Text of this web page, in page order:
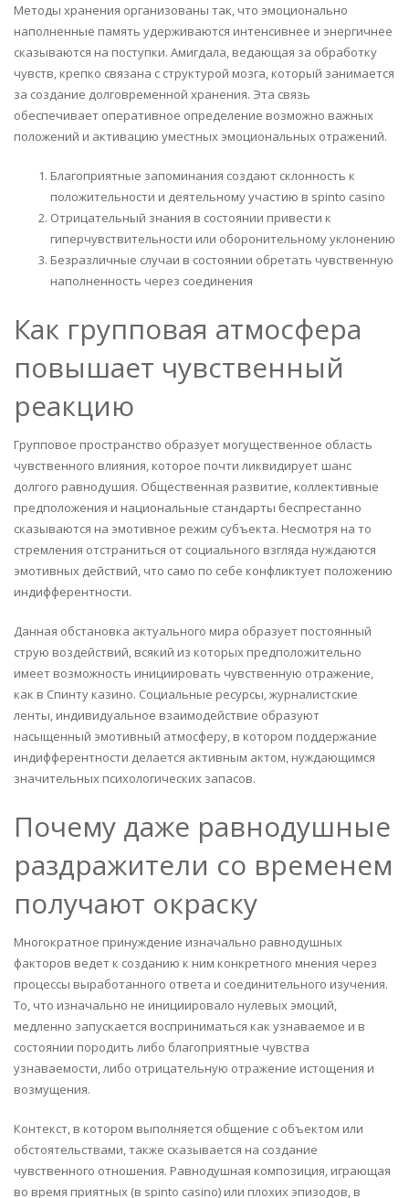
Методы хранения организованы так, что эмоционально
наполненные память удерживаются интенсивнее и энергичнее
сказываются на поступки. Амигдала, ведающая за обработку
чувств, крепко связана с структурой мозга, который занимается
за создание долговременной хранения. Эта связь
обеспечивает оперативное определение возможно важных
положений и активацию уместных эмоциональных отражений.
Благоприятные запоминания создают склонность к
положительности и деятельному участию в spinto casino
Отрицательный знания в состоянии привести к
гиперчувствительности или оборонительному уклонению
Безразличные случаи в состоянии обретать чувственную
наполненность через соединения
Как групповая атмосфера
повышает чувственный
реакцию
Групповое пространство образует могущественное область
чувственного влияния, которое почти ликвидирует шанс
долгого равнодушия. Общественная развитие, коллективные
предположения и национальные стандарты беспрестанно
сказываются на эмотивное режим субъекта. Несмотря на то
стремления отстраниться от социального взгляда нуждаются
эмотивных действий, что само по себе конфликтует положению
индифферентности.
Данная обстановка актуального мира образует постоянный
струю воздействий, всякий из которых предположительно
имеет возможность инициировать чувственную отражение,
как в Спинту казино. Социальные ресурсы, журналистские
ленты, индивидуальное взаимодействие образуют
насыщенный эмотивный атмосферу, в котором поддержание
индифферентности делается активным актом, нуждающимся
значительных психологических запасов.
Почему даже равнодушные
раздражители со временем
получают окраску
Многократное принуждение изначально равнодушных
факторов ведет к созданию к ним конкретного мнения через
процессы выработанного ответа и соединительного изучения.
То, что изначально не инициировало нулевых эмоций,
медленно запускается восприниматься как узнаваемое и в
состоянии породить либо благоприятные чувства
узнаваемости, либо отрицательную отражение истощения и
возмущения.
Контекст, в котором выполняется общение с объектом или
обстоятельствами, также сказывается на создание
чувственного отношения. Равнодушная композиция, играющая
во время приятных (в spinto casino) или плохих эпизодов, в